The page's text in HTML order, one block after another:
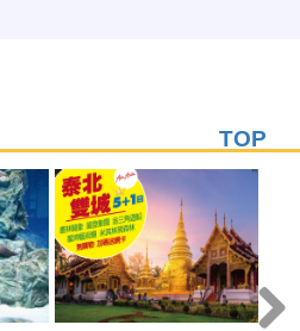
TOP